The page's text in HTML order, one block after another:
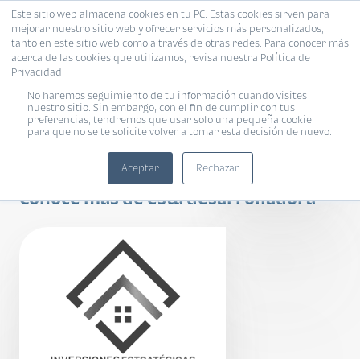
Este sitio web almacena cookies en tu PC. Estas cookies sirven para
mejorar nuestro sitio web y ofrecer servicios más personalizados,
tanto en este sitio web como a través de otras redes. Para conocer más
acerca de las cookies que utilizamos, revisa nuestra Política de
Privacidad.
No haremos seguimiento de tu información cuando visites
nuestro sitio. Sin embargo, con el fin de cumplir con tus
preferencias, tendremos que usar solo una pequeña cookie
para que no se te solicite volver a tomar esta decisión de nuevo.
Aceptar Rechazar
ENSENADA DEL
Conoce más de esta desarrolladora